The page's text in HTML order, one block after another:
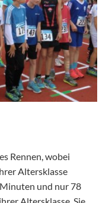
Rennen, wobei
Altersklasse
und nur 78
Altersklasse. Sie